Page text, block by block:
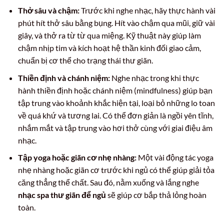
Thở sâu và chậm:Trước khi nghe nhạc, hãy thực hành vài
phút hít thở sâu bằng bụng. Hít vào chậm qua mũi, giữ vài
giây, và thở ra từ từ qua miệng. Kỹ thuật này giúp làm
chậm nhịp tim và kích hoạt hệ thần kinh đối giao cảm,
chuẩn bị cơ thể cho trạng thái thư giãn.
Thiền định và chánh niệm:Nghe nhạc trong khi thực
hành thiền định hoặc chánh niệm (mindfulness) giúp bạn
tập trung vào khoảnh khắc hiện tại, loại bỏ những lo toan
về quá khứ và tương lai. Có thể đơn giản là ngồi yên tĩnh,
nhắm mắt và tập trung vào hơi thở cùng với giai điệu âm
nhạc.
Tập yoga hoặc giãn cơ nhẹ nhàng:Một vài động tác yoga
nhẹ nhàng hoặc giãn cơ trước khi ngủ có thể giúp giải tỏa
căng thẳng thể chất. Sau đó, nằm xuống và lắng nghe
nhạc spa thư giãn để ngủ sẽ giúp cơ bắp thả lỏng hoàn
toàn.